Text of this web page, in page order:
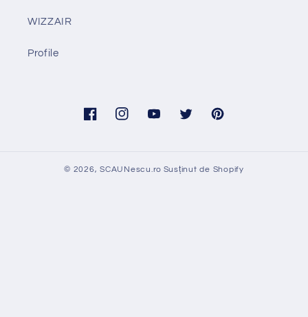
WIZZAIR
Profile
FacebookInstagramYouTubeTwitter Pinterest
© 2026,SCAUNescu.ro Susținut de Shopify